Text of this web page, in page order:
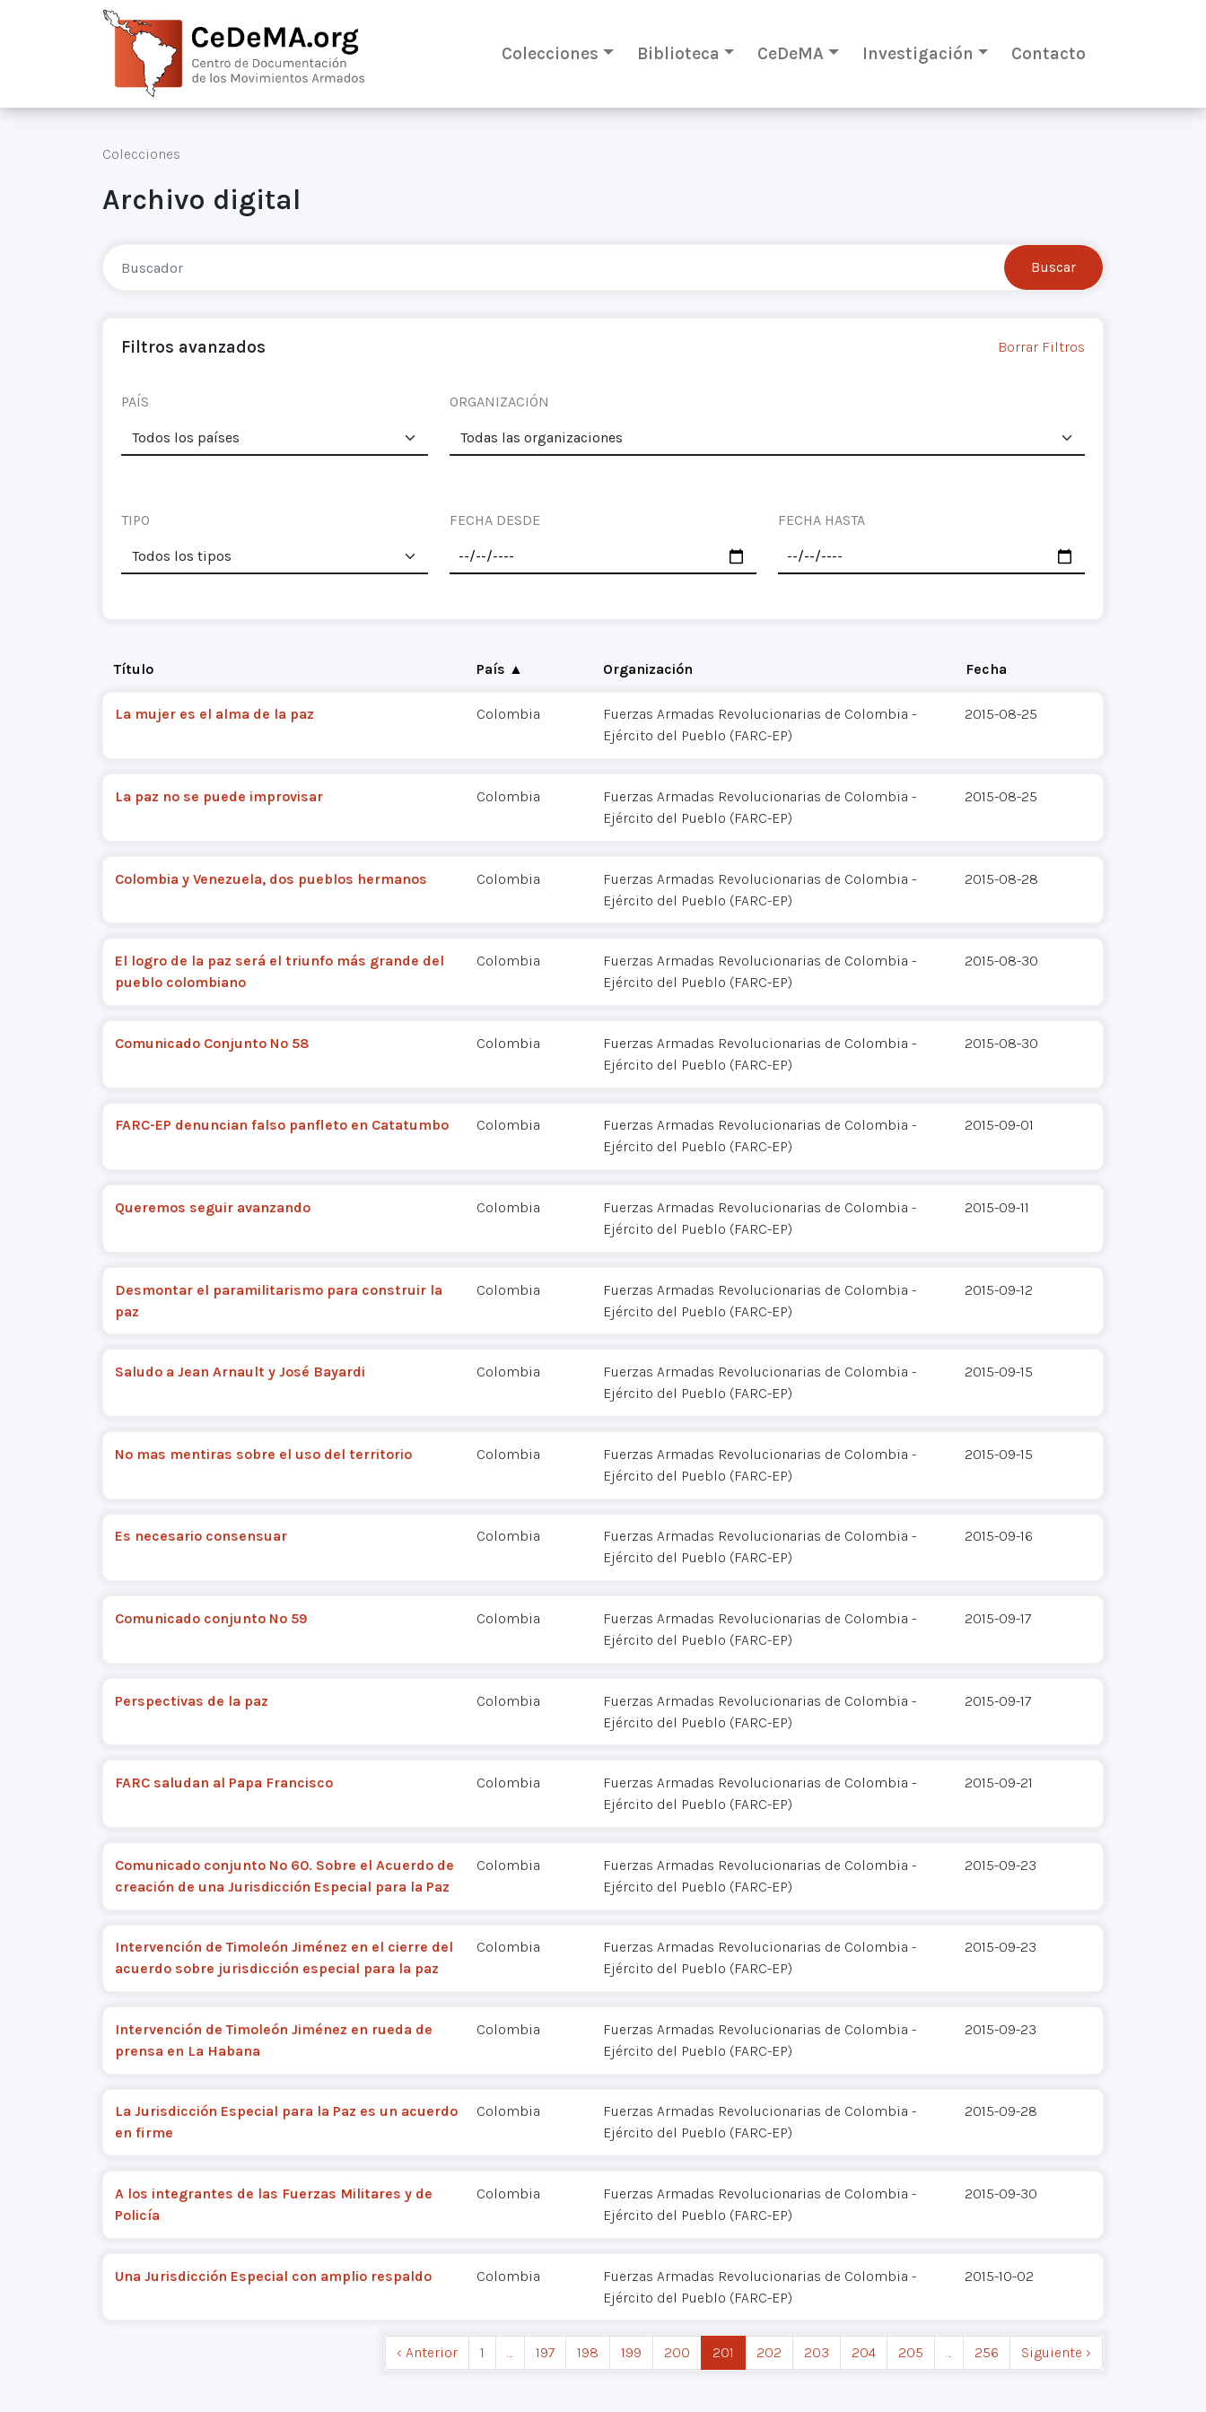
Colecciones Biblioteca CeDeMA Investigación Contacto
Colecciones
Archivo digital
Filtros avanzados Borrar Filtros
PAÍS ORGANIZACIÓN
TIPO FECHA DESDE FECHA HASTA
Título País ▲ Organización Fecha
La mujer es el alma de la paz Colombia
Fuerzas Armadas Revolucionarias de Colombia -
Ejército del Pueblo (FARC-EP)
2015-08-25
La paz no se puede improvisar Colombia
Fuerzas Armadas Revolucionarias de Colombia -
Ejército del Pueblo (FARC-EP)
2015-08-25
Colombia y Venezuela, dos pueblos hermanos Colombia
Fuerzas Armadas Revolucionarias de Colombia -
Ejército del Pueblo (FARC-EP)
2015-08-28
El logro de la paz será el triunfo más grande del
pueblo colombiano
Colombia
Fuerzas Armadas Revolucionarias de Colombia -
Ejército del Pueblo (FARC-EP)
2015-08-30
Comunicado Conjunto Nº 58 Colombia
Fuerzas Armadas Revolucionarias de Colombia -
Ejército del Pueblo (FARC-EP)
2015-08-30
FARC-EP denuncian falso panfleto en Catatumbo Colombia
Fuerzas Armadas Revolucionarias de Colombia -
Ejército del Pueblo (FARC-EP)
2015-09-01
Queremos seguir avanzando Colombia
Fuerzas Armadas Revolucionarias de Colombia -
Ejército del Pueblo (FARC-EP)
2015-09-11
Desmontar el paramilitarismo para construir la
paz
Colombia
Fuerzas Armadas Revolucionarias de Colombia -
Ejército del Pueblo (FARC-EP)
2015-09-12
Saludo a Jean Arnault y José Bayardi Colombia
Fuerzas Armadas Revolucionarias de Colombia -
Ejército del Pueblo (FARC-EP)
2015-09-15
No mas mentiras sobre el uso del territorio Colombia
Fuerzas Armadas Revolucionarias de Colombia -
Ejército del Pueblo (FARC-EP)
2015-09-15
Es necesario consensuar Colombia
Fuerzas Armadas Revolucionarias de Colombia -
Ejército del Pueblo (FARC-EP)
2015-09-16
Comunicado conjunto Nº 59 Colombia
Fuerzas Armadas Revolucionarias de Colombia -
Ejército del Pueblo (FARC-EP)
2015-09-17
Perspectivas de la paz Colombia
Fuerzas Armadas Revolucionarias de Colombia -
Ejército del Pueblo (FARC-EP)
2015-09-17
FARC saludan al Papa Francisco Colombia
Fuerzas Armadas Revolucionarias de Colombia -
Ejército del Pueblo (FARC-EP)
2015-09-21
Comunicado conjunto Nº 60. Sobre el Acuerdo de
creación de una Jurisdicción Especial para la Paz
Colombia
Fuerzas Armadas Revolucionarias de Colombia -
Ejército del Pueblo (FARC-EP)
2015-09-23
Intervención de Timoleón Jiménez en el cierre del
acuerdo sobre jurisdicción especial para la paz
Colombia
Fuerzas Armadas Revolucionarias de Colombia -
Ejército del Pueblo (FARC-EP)
2015-09-23
Intervención de Timoleón Jiménez en rueda de
prensa en La Habana
Colombia
Fuerzas Armadas Revolucionarias de Colombia -
Ejército del Pueblo (FARC-EP)
2015-09-23
La Jurisdicción Especial para la Paz es un acuerdo
en firme
Colombia
Fuerzas Armadas Revolucionarias de Colombia -
Ejército del Pueblo (FARC-EP)
2015-09-28
A los integrantes de las Fuerzas Militares y de
Policía
Colombia
Fuerzas Armadas Revolucionarias de Colombia -
Ejército del Pueblo (FARC-EP)
2015-09-30
Una Jurisdicción Especial con amplio respaldo Colombia
Fuerzas Armadas Revolucionarias de Colombia -
Ejército del Pueblo (FARC-EP)
2015-10-02
‹ Anterior 1 … 197 198 199 200 201 202 203 204 205 … 256 Siguiente ›